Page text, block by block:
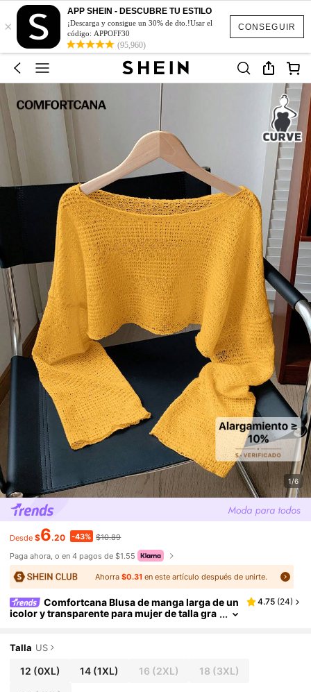
CONSEGUIR
×
APP SHEIN - DESCUBRE TU ESTILO
¡Descarga y consigue un 30% de dto.!Usar el
código: APPOFF30
(95,960)
1/6
Desde $6.20 -43% $10.89
Paga ahora, o en 4 pagos de $1.55
Ahorra $0.31en este artículo después de unirte.
Comfortcana Blusa de manga larga de un
icolor y transparente para mujer de talla gra
4.75 (24)
Talla US
12 (0XL) 14 (1XL) 16 (2XL) 18 (3XL)